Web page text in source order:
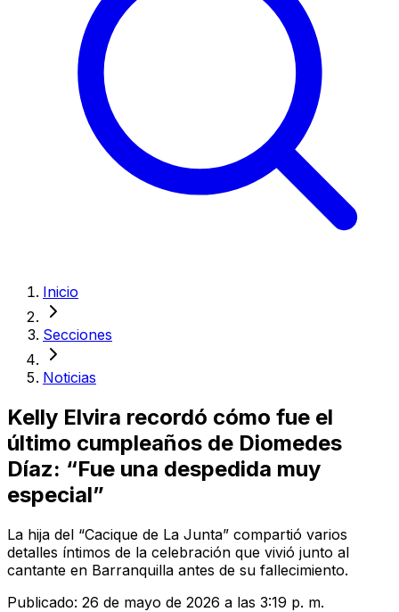
Inicio
Secciones
Noticias
Kelly Elvira recordó cómo fue el
último cumpleaños de Diomedes
Díaz: “Fue una despedida muy
especial”
La hija del “Cacique de La Junta” compartió varios
detalles íntimos de la celebración que vivió junto al
cantante en Barranquilla antes de su fallecimiento.
Publicado: 26 de mayo de 2026 a las 3:19 p. m.